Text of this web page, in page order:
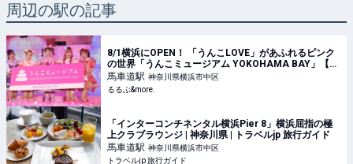
周辺の駅の記事
8/1横浜にOPEN！ 「うんこLOVE」があふれるピンク
の世界「うんこミュージアム YOKOHAMA BAY」【#
編集部のおでかけキロク】｜るるぶ&more.
馬車道駅 神奈川県横浜市中区
るるぶ&more.
「インターコンチネンタル横浜Pier 8」横浜屈指の極
上クラブラウンジ | 神奈川県 | トラベルjp 旅行ガイド
馬車道駅 神奈川県横浜市中区
トラベルjp 旅行ガイド